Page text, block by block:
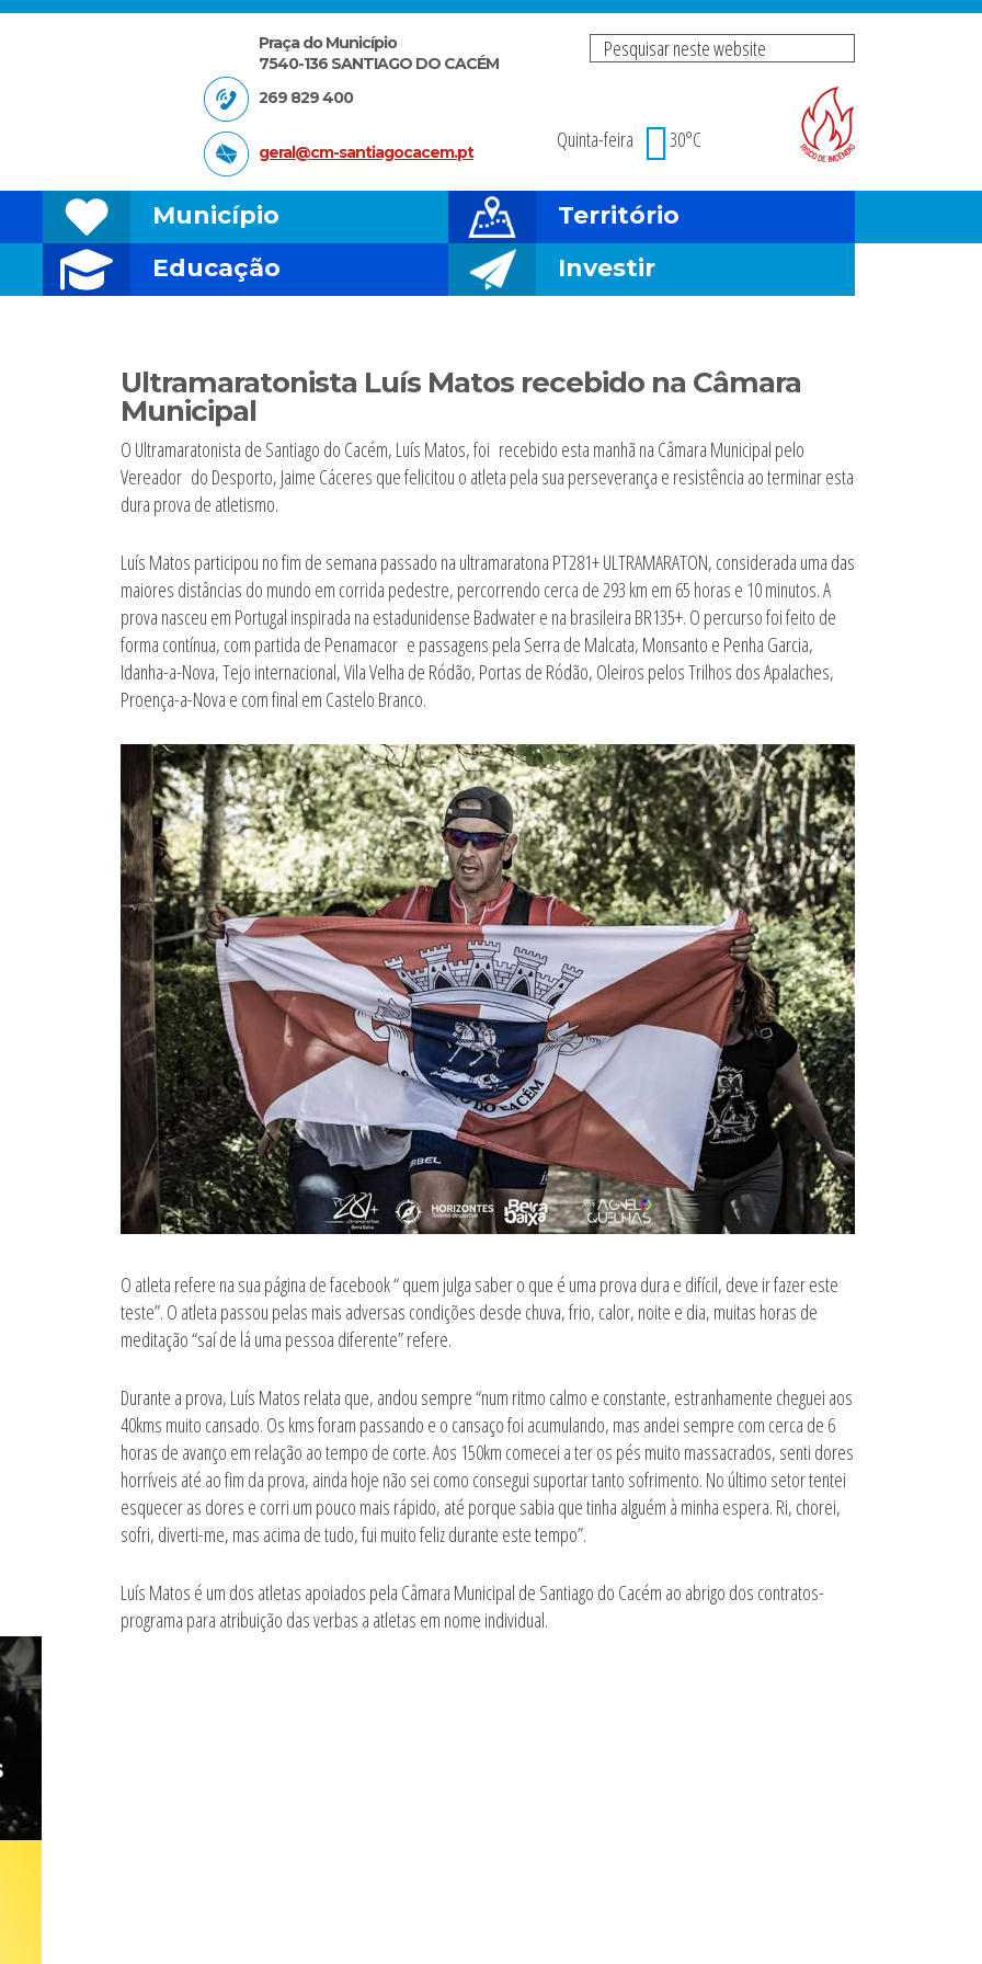
Pesquisar
Quinta-feira
30°C
Praça do Município
7540-136 SANTIAGO DO CACÉM
269 829 400
geral@cm-santiagocacem.pt
Município
Território
Educação Investir
Ultramaratonista Luís Matos recebido na Câmara
Municipal
O Ultramaratonista de Santiago do Cacém, Luís Matos, foi recebido esta manhã na Câmara Municipal pelo
Vereador do Desporto, Jaime Cáceres que felicitou o atleta pela sua perseverança e resistência ao terminar esta
dura prova de atletismo.
Luís Matos participou no fim de semana passado na ultramaratona PT281+ ULTRAMARATON, considerada uma das
maiores distâncias do mundo em corrida pedestre, percorrendo cerca de 293 km em 65 horas e 10 minutos. A
prova nasceu em Portugal inspirada na estadunidense Badwater e na brasileira BR135+. O percurso foi feito de
forma contínua, com partida de Penamacor e passagens pela Serra de Malcata, Monsanto e Penha Garcia,
Idanha-a-Nova, Tejo internacional, Vila Velha de Ródão, Portas de Ródão, Oleiros pelos Trilhos dos Apalaches,
Proença-a-Nova e com final em Castelo Branco.
O atleta refere na sua página de facebook “ quem julga saber o que é uma prova dura e difícil, deve ir fazer este
teste”. O atleta passou pelas mais adversas condições desde chuva, frio, calor, noite e dia, muitas horas de
meditação “saí de lá uma pessoa diferente” refere.
Durante a prova, Luís Matos relata que, andou sempre “num ritmo calmo e constante, estranhamente cheguei aos
40kms muito cansado. Os kms foram passando e o cansaço foi acumulando, mas andei sempre com cerca de 6
horas de avanço em relação ao tempo de corte. Aos 150km comecei a ter os pés muito massacrados, senti dores
horríveis até ao fim da prova, ainda hoje não sei como consegui suportar tanto sofrimento. No último setor tentei
esquecer as dores e corri um pouco mais rápido, até porque sabia que tinha alguém à minha espera. Ri, chorei,
sofri, diverti-me, mas acima de tudo, fui muito feliz durante este tempo”.
Luís Matos é um dos atletas apoiados pela Câmara Municipal de Santiago do Cacém ao abrigo dos contratos-
programa para atribuição das verbas a atletas em nome individual.